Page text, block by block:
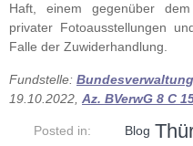
Haft, einem gegenüber
privater Fotoausstellungen
Falle der Zuwiderhandlung.
Fundstelle:
19.10.2022, Az. BVerwG 8 C
Posted in: Blog